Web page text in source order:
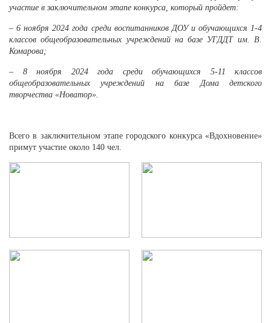
участие в заключительном этапе конкурса, который пройдет:
– 6 ноября 2024 года среди воспитанников ДОУ и обучающихся 1-4
классов общеобразовательных учреждений на базе УГДДТ им. В.
Комарова;
– 8 ноября 2024 года среди обучающихся 5-11 классов
общеобразовательных учреждений на базе Дома детского
творчества «Новатор».
Всего в заключительном этапе городского конкурса «Вдохновение»
примут участие около 140 чел.